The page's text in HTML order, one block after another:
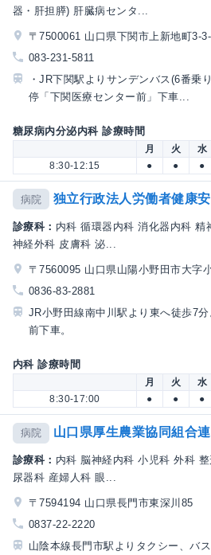
器・肝担膵) 肝臓病センタ...
〒7500061 山口県下関市上新地町3-
083-231-5811
・JR下関駅よりサンデンバス(6番乗
停「下関医療センター前」下車...
糖尿病内分泌内科 診療時間
月 火 水
8:30-12:15
● ● ●
病院 独立行政法人労働者健康
診療科： 内科 循環器内科 消化器内科
神経外科 皮膚科 泌...
〒7560095 山口県山陽小野田市大字
0836-83-2881
JR小野田線南中川駅より東へ徒歩7
前下車。
内科 診療時間
月 火 水
8:30-17:00
● ● ●
病院 山口県厚生農業協同組合
診療科： 内科 脳神経内科 小児科 外科
尿器科 産婦人科 眼...
〒7594194 山口県長門市東深川85
0837-22-2220
山陰本線長門市駅よりタクシー、バ